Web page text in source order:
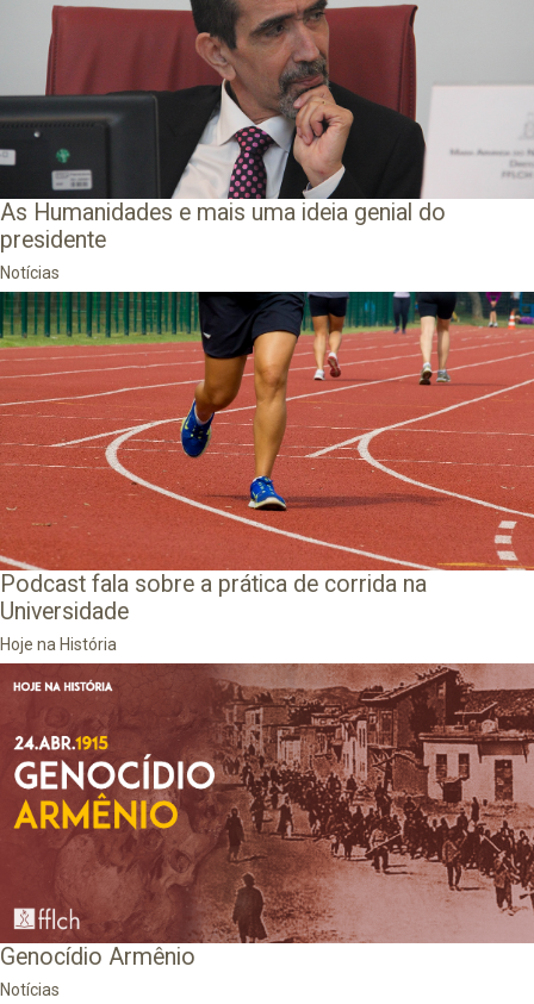
As Humanidades e mais uma ideia genial do
presidente
Notícias
Podcast fala sobre a prática de corrida na
Universidade
Hoje na História
Genocídio Armênio
Notícias